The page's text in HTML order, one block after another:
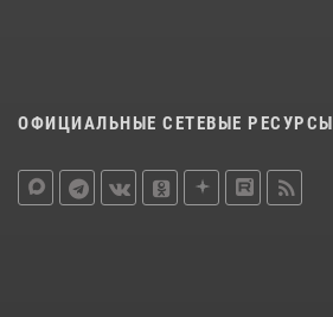
ОФИЦИАЛЬНЫЕ СЕТЕВЫЕ РЕСУРСЫ